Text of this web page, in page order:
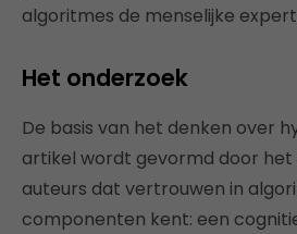
algoritmes de menselijke
Het onderzoek
De basis van het denken over
artikel wordt gevormd door het
auteurs dat vertrouwen in
componenten kent: een